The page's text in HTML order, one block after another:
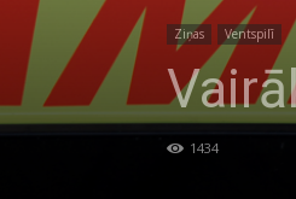
Ziņas Ventspilī
1434